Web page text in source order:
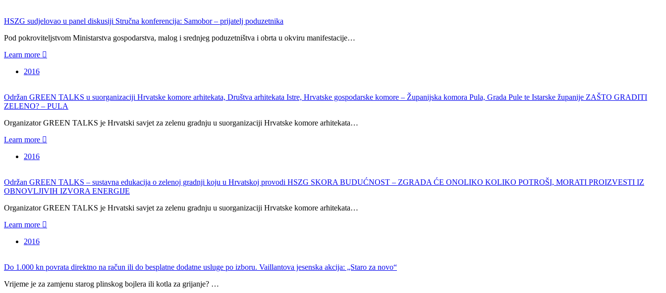
HSZG sudjelovao u panel diskusiji Stručna konferencija: Samobor – prijatelj poduzetnika
Pod pokroviteljstvom Ministarstva gospodarstva, malog i srednjeg poduzetništva i obrta u okviru manifestacije…
Learn more
2016
Održan GREEN TALKS u suorganizaciji Hrvatske komore arhitekata, Društva arhitekata Istre, Hrvatske gospodarske komore – Županijska komora Pula, Grada Pule te Istarske županije ZAŠTO GRADITI
ZELENO? – PULA
Organizator GREEN TALKS je Hrvatski savjet za zelenu gradnju u suorganizaciji Hrvatske komore arhitekata…
Learn more
2016
Održan GREEN TALKS – sustavna edukacija o zelenoj gradnji koju u Hrvatskoj provodi HSZG SKORA BUDUĆNOST – ZGRADA ĆE ONOLIKO KOLIKO POTROŠI, MORATI PROIZVESTI IZ
OBNOVLJIVIH IZVORA ENERGIJE
Organizator GREEN TALKS je Hrvatski savjet za zelenu gradnju u suorganizaciji Hrvatske komore arhitekata…
Learn more
2016
Do 1.000 kn povrata direktno na račun ili do besplatne dodatne usluge po izboru. Vaillantova jesenska akcija: „Staro za novo“
Vrijeme je za zamjenu starog plinskog bojlera ili kotla za grijanje? …